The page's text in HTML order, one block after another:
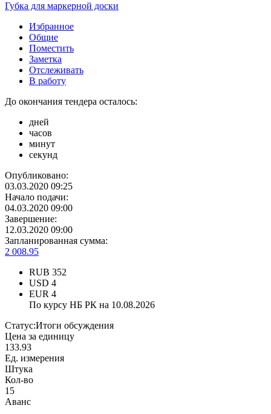
Губка для маркерной доски
Избранное
Общие
Поместить
Заметка
Отслеживать
В работу
До окончания тендера осталось:
дней
часов
минут
секунд
Опубликовано:
03.03.2020 09:25
Начало подачи:
04.03.2020 09:00
Завершение:
12.03.2020 09:00
Запланированная сумма:
2 008.95
RUB 352
USD 4
EUR 4
По курсу НБ РК на 10.08.2026
Статус:Итоги обсуждения
Цена за единицу
133.93
Ед. измерения
Штука
Кол-во
15
Аванс